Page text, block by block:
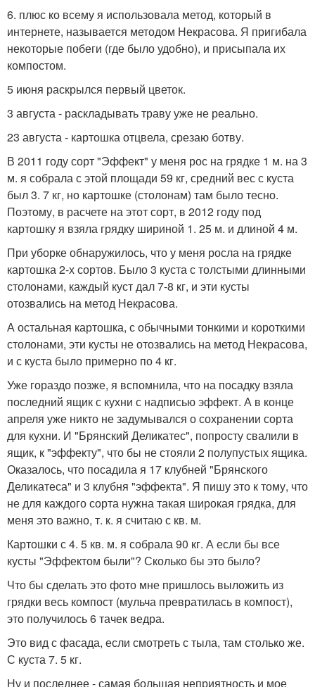
6. плюс ко всему я использовала метод, который в
интернете, называется методом Некрасова. Я пригибала
некоторые побеги (где было удобно), и присыпала их
компостом.
5 июня раскрылся первый цветок.
3 августа - раскладывать траву уже не реально.
23 августа - картошка отцвела, срезаю ботву.
В 2011 году сорт "Эффект" у меня рос на грядке 1 м. на 3
м. я собрала с этой площади 59 кг, средний вес с куста
был 3. 7 кг, но картошке (столонам) там было тесно.
Поэтому, в расчете на этот сорт, в 2012 году под
картошку я взяла грядку шириной 1. 25 м. и длиной 4 м.
При уборке обнаружилось, что у меня росла на грядке
картошка 2-х сортов. Было 3 куста с толстыми длинными
столонами, каждый куст дал 7-8 кг, и эти кусты
отозвались на метод Некрасова.
А остальная картошка, с обычными тонкими и короткими
столонами, эти кусты не отозвались на метод Некрасова,
и с куста было примерно по 4 кг.
Уже гораздо позже, я вспомнила, что на посадку взяла
последний ящик с кухни с надписью эффект. А в конце
апреля уже никто не задумывался о сохранении сорта
для кухни. И "Брянский Деликатес", попросту свалили в
ящик, к "эффекту", что бы не стояли 2 полупустых ящика.
Оказалось, что посадила я 17 клубней "Брянского
Деликатеса" и 3 клубня "эффекта". Я пишу это к тому, что
не для каждого сорта нужна такая широкая грядка, для
меня это важно, т. к. я считаю с кв. м.
Картошки с 4. 5 кв. м. я собрала 90 кг. А если бы все
кусты "Эффектом были"? Сколько бы это было?
Что бы сделать это фото мне пришлось выложить из
грядки весь компост (мульча превратилась в компост),
это получилось 6 тачек ведра.
Это вид с фасада, если смотреть с тыла, там столько же.
С куста 7. 5 кг.
Ну и последнее - самая большая неприятность и мое